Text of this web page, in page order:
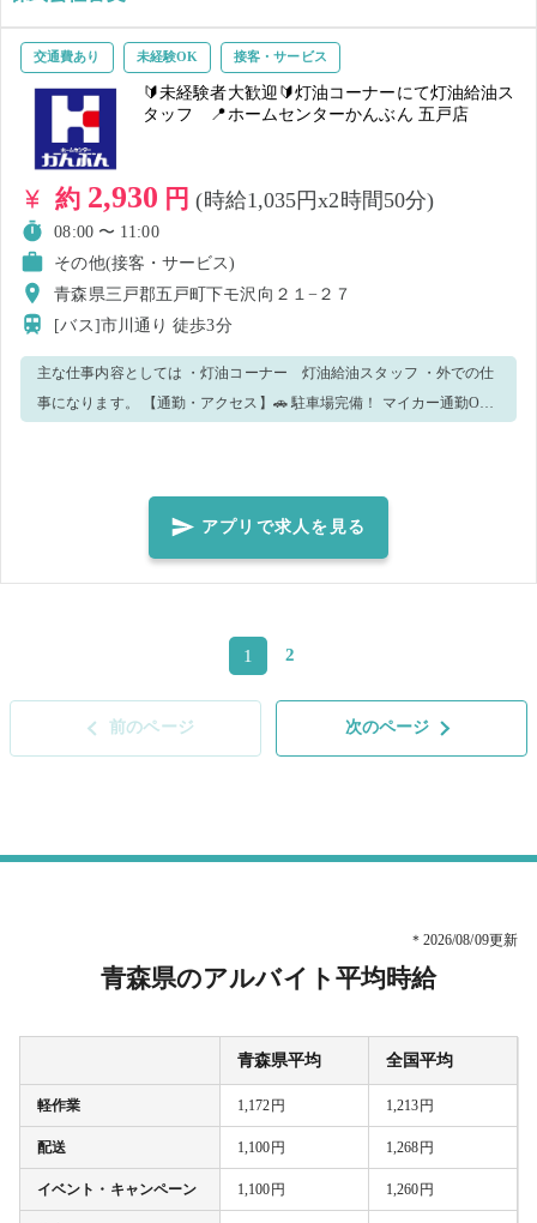
交通費あり 未経験OK 接客・サービス
🔰未経験者大歓迎🔰灯油コーナーにて灯油給油ス
タッフ 📍ホームセンターかんぶん 五戸店
約 2,930 円(時給1,035円x2時間50分)
08:00 〜 11:00
その他(接客・サービス)
青森県三戸郡五戸町下モ沢向２１−２７
[バス]市川通り徒歩3分
主な仕事内容としては ・灯油コーナー 灯油給油スタッフ ・外での仕
事になります。 【通勤・アクセス】🚗 駐車場完備！ マイカー通勤OK
身なりをしていただける方 ・危険物資格お持ちの方 にぎやかでチーム
ワークの良い職場です！ 楽しい仲間と一緒に、お客様の笑顔をつくる
お手伝いをしませんか？ ご応募お待ちしています🌟
アプリで求人を見る
前のページ
1 2
次のページ
＊2026/08/09更新
青森県のアルバイト平均時給
青森県平均 全国平均
軽作業 1,172円 1,213円
配送 1,100円 1,268円
イベント・キャンペーン 1,100円 1,260円